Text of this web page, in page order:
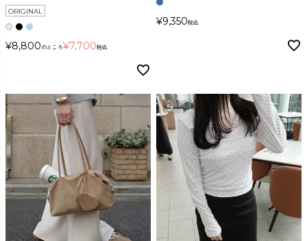
ORIGINAL
¥8,800 のところ¥7,700税込
¥9,350税込